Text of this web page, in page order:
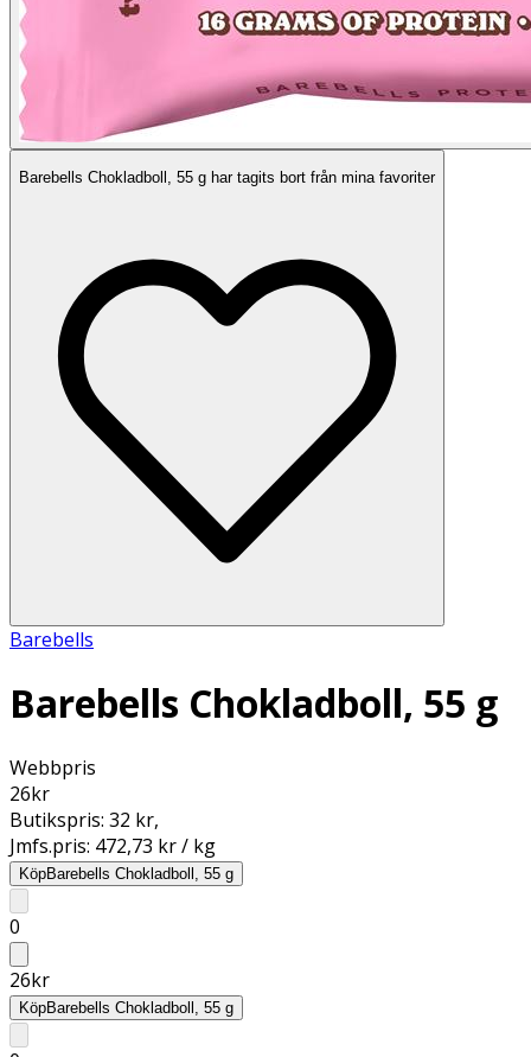
Barebells Chokladboll, 55 g har tagits bort från mina favoriter
Barebells
Barebells Chokladboll, 55 g
Webbpris
26kr
Butikspris: 32 kr,
Jmfs.pris: 472,73 kr / kg
KöpBarebells Chokladboll, 55 g
0
26kr
KöpBarebells Chokladboll, 55 g